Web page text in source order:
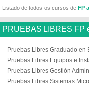
Listado de todos los cursos de FP
PRUEBAS LIBRES FP
Pruebas Libres Graduado en
Pruebas Libres Equipos e
Pruebas Libres Gestión
Pruebas Libres Sistemas